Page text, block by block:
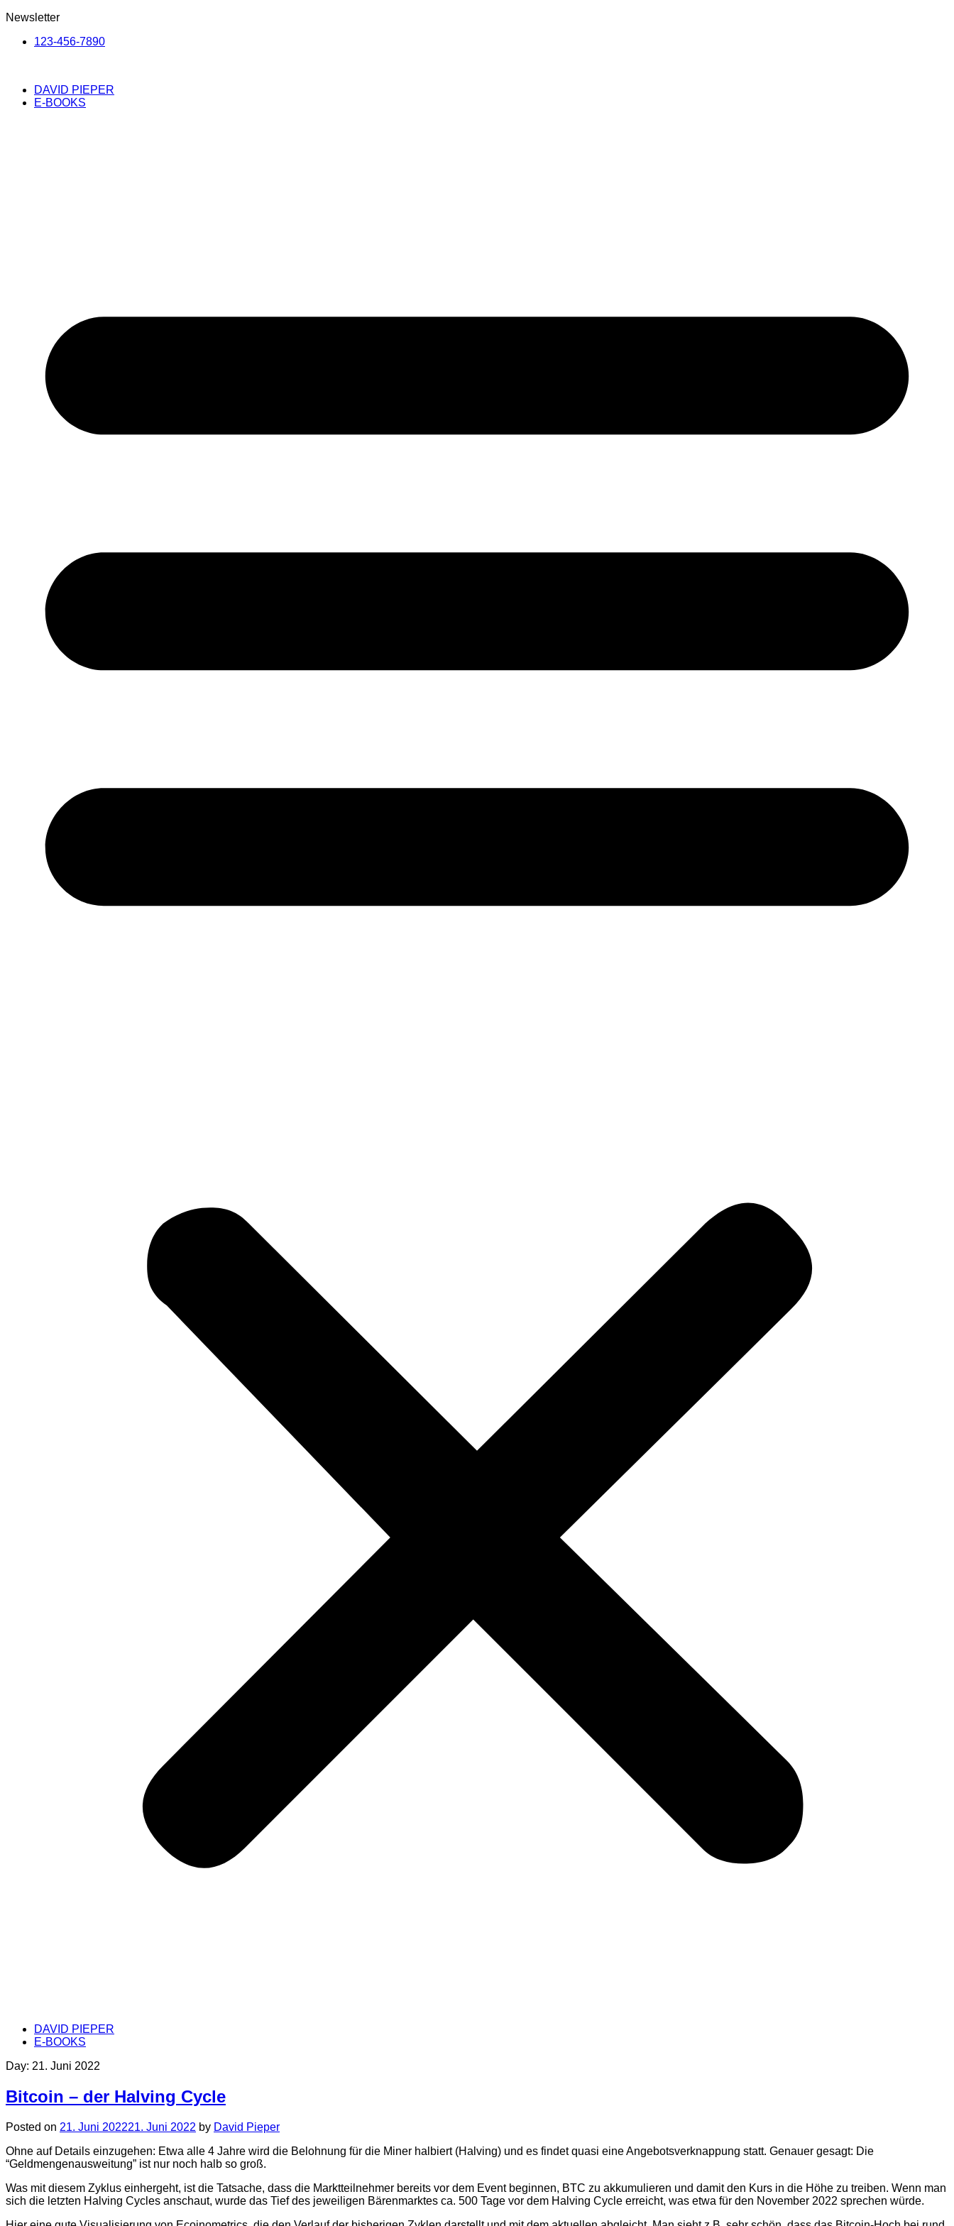
Newsletter
123-456-7890
DAVID PIEPER
E-BOOKS
DAVID PIEPER
E-BOOKS
Day: 21. Juni 2022
Bitcoin – der Halving Cycle
Posted on 21. Juni 202221. Juni 2022 by David Pieper
Ohne auf Details einzugehen: Etwa alle 4 Jahre wird die Belohnung für die Miner halbiert (Halving) und es findet quasi eine Angebotsverknappung statt. Genauer gesagt: Die
“Geldmengenausweitung” ist nur noch halb so groß.
Was mit diesem Zyklus einhergeht, ist die Tatsache, dass die Marktteilnehmer bereits vor dem Event beginnen, BTC zu akkumulieren und damit den Kurs in die Höhe zu treiben. Wenn man
sich die letzten Halving Cycles anschaut, wurde das Tief des jeweiligen Bärenmarktes ca. 500 Tage vor dem Halving Cycle erreicht, was etwa für den November 2022 sprechen würde.